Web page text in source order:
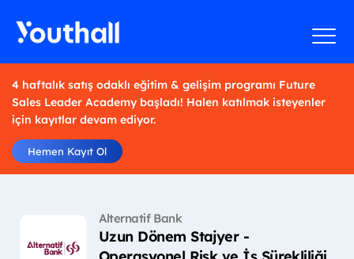
4 haftalık satış odaklı eğitim & gelişim programı Future
Sales Leader Academy başladı! Halen katılmak isteyenler
için kayıtlar devam ediyor.
Hemen Kayıt Ol
Alternatif Bank
Uzun Dönem Stajyer -